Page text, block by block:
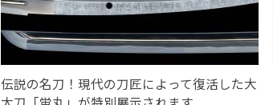
伝説の名刀！現代の刀匠によって復活した大